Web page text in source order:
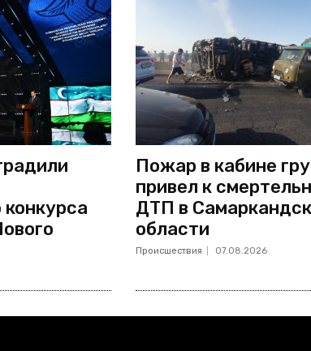
Пожар в кабине
привел к
ДТП в
области
Происшествия 07.08.2026